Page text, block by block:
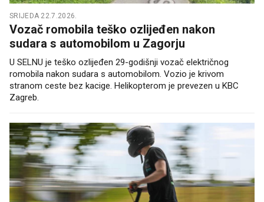
SRIJEDA 22.7.2026.
Vozač romobila teško ozlijeđen nakon
sudara s automobilom u Zagorju
U SELNU je teško ozlijeđen 29-godišnji vozač električnog
romobila nakon sudara s automobilom. Vozio je krivom
stranom ceste bez kacige. Helikopterom je prevezen u KBC
Zagreb.